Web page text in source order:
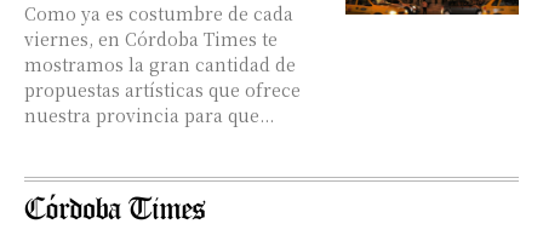
Como ya es costumbre de cada
viernes, en Córdoba Times te
mostramos la gran cantidad de
propuestas artísticas que ofrece
nuestra provincia para que...